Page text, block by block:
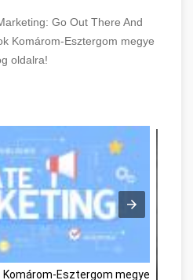
Go Out There And
Komárom-Esztergom megye
oldalra!
Esztergom megye